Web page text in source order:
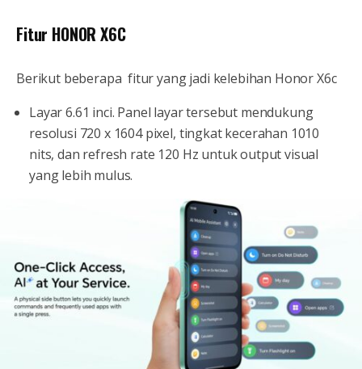
Fitur HONOR X6C
Berikut beberapa fitur yang jadi kelebihan Honor X6c
Layar 6.61 inci. Panel layar tersebut mendukung
resolusi 720 x 1604 pixel, tingkat kecerahan 1010
nits, dan refresh rate 120 Hz untuk output visual
yang lebih mulus.